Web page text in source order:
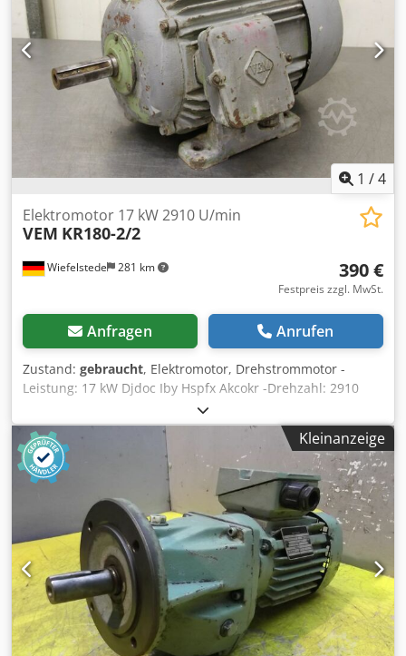
1 /4
Wiefelstede 281 km
Elektromotor 17 kW 2910 U/min
VEM KR180-2/2
390 €
Festpreis zzgl. MwSt.
Anfragen Anrufen
Zustand: gebraucht, Elektromotor, Drehstrommotor -
Leistung: 17 kW Djdoc Iby Hspfx Akcokr -Drehzahl: 2910
U/min -Welle: Ø 42 mm -Bauform: B3 -Schutzart: IP 44 -
Abmessungen: 630/460/H420 mm -Gewicht: 160 kg
Kleinanzeige